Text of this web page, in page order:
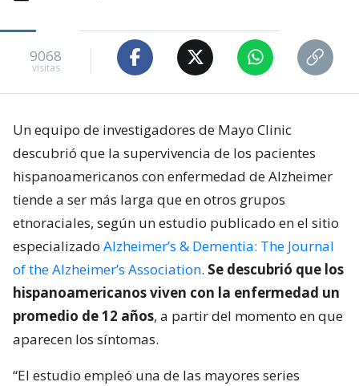
9068
visitas
Un equipo de investigadores de Mayo Clinic
descubrió que la supervivencia de los pacientes
hispanoamericanos con enfermedad de Alzheimer
tiende a ser más larga que en otros grupos
etnoraciales, según un estudio publicado en el sitio
especializado Alzheimer’s & Dementia: The Journal
of the Alzheimer’s Association. Se descubrió que los
hispanoamericanos viven con la enfermedad un
promedio de 12 años, a partir del momento en que
aparecen los síntomas.
“El estudio empleó una de las mayores series